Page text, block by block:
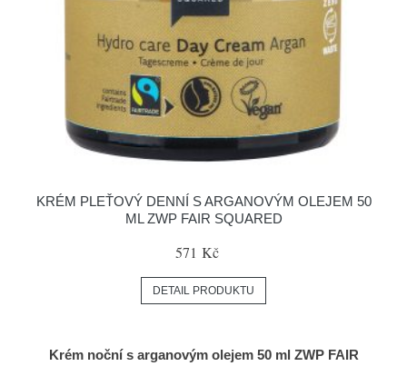
KRÉM PLEŤOVÝ DENNÍ S ARGANOVÝM OLEJEM 50
ML ZWP FAIR SQUARED
571 Kč
DETAIL PRODUKTU
Krém noční s arganovým olejem 50 ml ZWP FAIR